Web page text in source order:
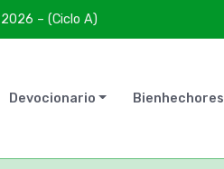
– (Ciclo A)
Devocionario Bienhechores